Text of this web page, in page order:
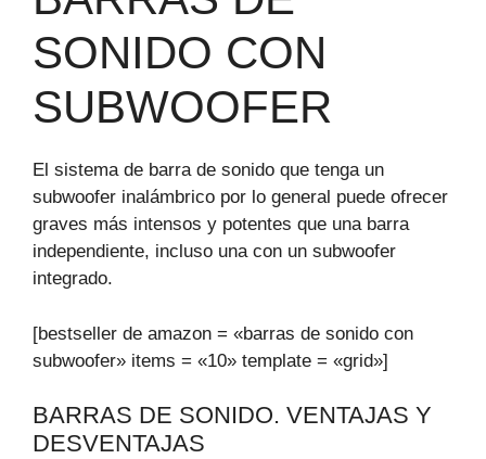
SONIDO CON
SUBWOOFER
El sistema de barra de sonido que tenga un
subwoofer inalámbrico por lo general puede ofrecer
graves más intensos y potentes que una barra
independiente, incluso una con un subwoofer
integrado.
[bestseller de amazon = «barras de sonido con
subwoofer» items = «10» template = «grid»]
BARRAS DE SONIDO. VENTAJAS Y
DESVENTAJAS